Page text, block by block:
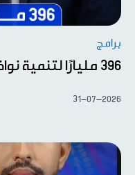
برامج
396 مليارًا لتنمية نواذيبو
31-07-2026